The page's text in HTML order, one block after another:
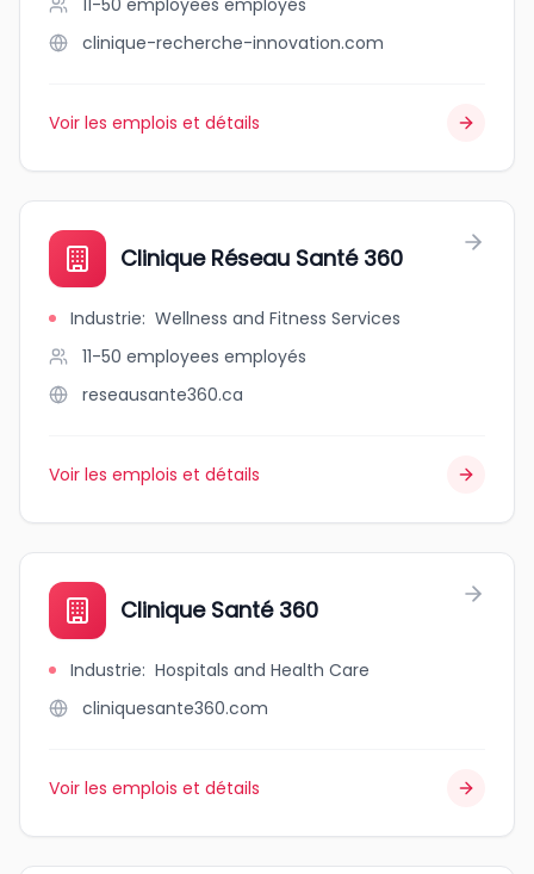
11-50 employees employés
clinique-recherche-innovation.com
Voir les emplois et détails
Clinique Réseau Santé 360
Industrie: Wellness and Fitness Services
11-50 employees employés
reseausante360.ca
Voir les emplois et détails
Clinique Santé 360
Industrie: Hospitals and Health Care
cliniquesante360.com
Voir les emplois et détails